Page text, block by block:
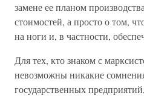
замене ее планом
стоимостей, а просто о том,
на ноги и, в частности,
Для тех, кто знаком с
невозможны никакие
государственных